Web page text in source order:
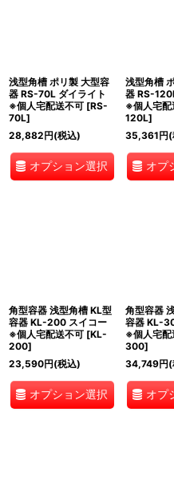
浅型角槽 ポリ製 大型容
器 RS-70L ダイライト
※個人宅配送不可 [RS-
70L]
28,882円(税込)
オプション選択
浅型角槽
器 RS-
※個人宅配
120L]
35,361円
オプ
角型容器 浅型角槽 KL型
容器 KL-200 スイコー
※個人宅配送不可 [KL-
200]
23,590円(税込)
オプション選択
角型容器
容器 KL-
※個人宅配
300]
34,749円
オプ